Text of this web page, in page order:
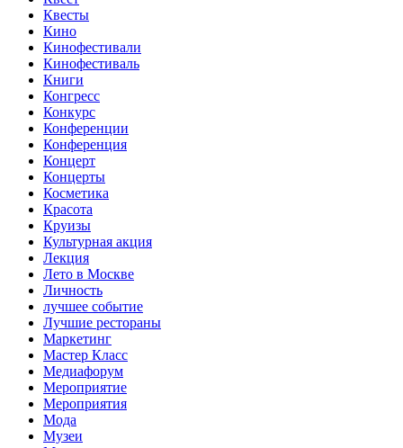
Квесты
Кино
Кинофестивали
Кинофестиваль
Книги
Конгресс
Конкурс
Конференции
Конференция
Концерт
Концерты
Косметика
Красота
Круизы
Культурная акция
Лекция
Лето в Москве
Личность
лучшее событие
Лучшие рестораны
Маркетинг
Мастер Класс
Медиафорум
Мероприятие
Мероприятия
Мода
Музеи